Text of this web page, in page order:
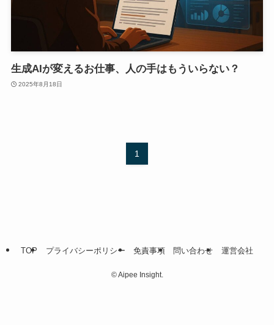
生成AIが変えるお仕事、人の手はもういらない？
2025年8月18日
1
TOP プライバシーポリシー 免責事項 問い合わせ 運営会社
©Aipee Insight.